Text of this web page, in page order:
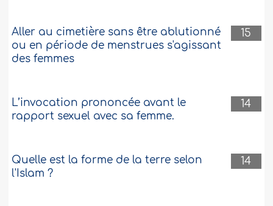
15
Aller au cimetière sans être ablutionné
ou en période de menstrues s'agissant
des femmes
14
L’invocation prononcée avant le
rapport sexuel avec sa femme.
14
Quelle est la forme de la terre selon
l'Islam ?